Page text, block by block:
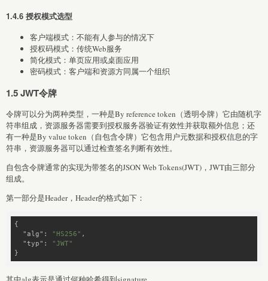
1.4.6 授权模式选型
客户端模式：不能有人参与的情况下
授权码模式：传统Web服务
简化模式：单页应用或桌面应用
密码模式：客户端和资源方同属一个组织
1.5 JWT令牌
令牌可以分为两种类型，一种是By reference token（透明令牌）它由随机字
符串组成，资源服务器需要到授权服务器验证有效性并获取额外信息；还
有一种是By value token（自包含令牌）它包含用户元数据和授权信息的字
符串，资源服务器可以通过检查签名判断有效性。
自包含令牌通常的实现为带签名的JSON Web Tokens(JWT)，JWT由三部分
组成。
第一部分是Header，Header的格式如下：
{
"alg" : "HS256" ,
"typ" :
"JWT"
}